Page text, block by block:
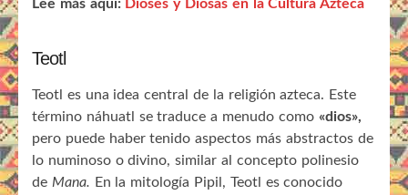
Lee más aquí: Dioses y Diosas en la Cultura Azteca
Teotl
Teotl es una idea central de la religión azteca. Este
término náhuatl se traduce a menudo como «dios»,
pero puede haber tenido aspectos más abstractos de
lo numinoso o divino, similar al concepto polinesio
de Mana. En la mitología Pipil, Teotl es conocido